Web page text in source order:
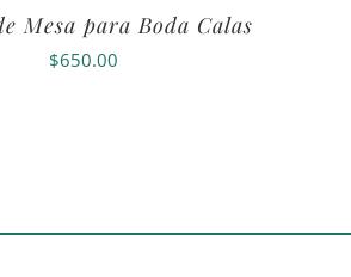
Mesa para Boda Calas
$650.00